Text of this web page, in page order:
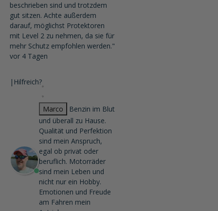
beschrieben sind und trotzdem
gut sitzen. Achte außerdem
darauf, möglichst Protektoren
mit Level 2 zu nehmen, da sie für
mehr Schutz empfohlen werden."
vor 4 Tagen
| Hilfreich?
Marco
Benzin im Blut
und überall zu Hause.
Qualität und Perfektion
sind mein Anspruch,
egal ob privat oder
beruflich. Motorräder
sind mein Leben und
nicht nur ein Hobby.
Emotionen und Freude
am Fahren mein